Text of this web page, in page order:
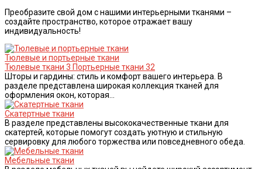
Преобразите свой дом с нашими интерьерными тканями –
создайте пространство, которое отражает вашу
индивидуальность!
Тюлевые и портьерные ткани
Тюлевые ткани 3 Портьерные ткани 32
Шторы и гардины: стиль и комфорт вашего интерьера. В
разделе представлена широкая коллекция тканей для
оформления окон, которая...
Скатертные ткани
В разделе представлены высококачественные ткани для
скатертей, которые помогут создать уютную и стильную
сервировку для любого торжества или повседневного обеда.
Мебельные ткани